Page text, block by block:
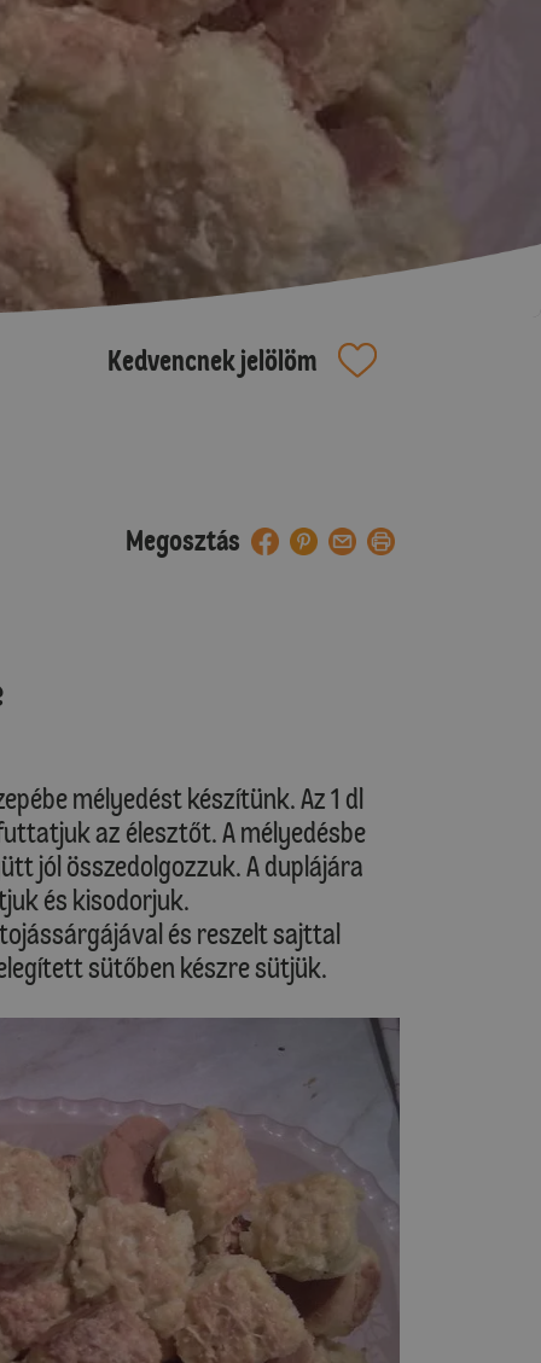
Kedvencnek jelölöm
Megosztás
mélyedést készítünk. Az 1 dl
az élesztőt. A mélyedésbe
jól összedolgozzuk. A duplájára
és kisodorjuk.
és reszelt sajttal
sütőben készre sütjük.